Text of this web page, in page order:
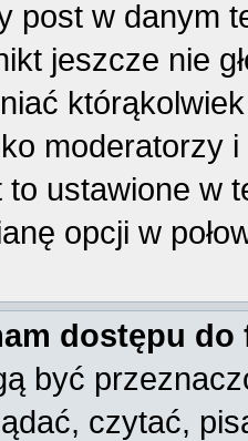
post w danym
jeszcze nie
moderatorzy
ustawione w
opcji w
dostępu do
być
czytać,